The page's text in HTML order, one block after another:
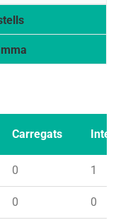
Carregats Intents
0 1
0 0